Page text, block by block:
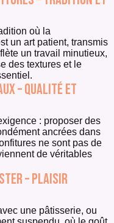
où la
un art patient, transmis
un travail minutieux,
des textures et le
– qualité et
: proposer des
ancrées dans
ne sont pas de
de véritables
– plaisir
une pâtisserie, ou